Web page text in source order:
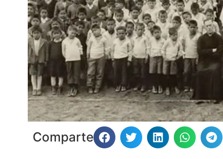
Comparte